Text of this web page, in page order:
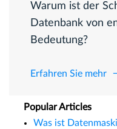
Warum ist der
Datenbank von
Bedeutung?
Erfahren Sie mehr
Popular Articles
Was ist